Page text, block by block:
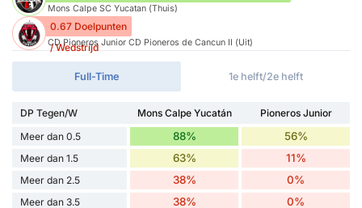
Mons Calpe SC Yucatan (Thuis)
0.67 Doelpunten
/ Wedstrijd
CD Pioneros Junior CD Pioneros de Cancun II (Uit)
Full-Time 1e helft/2e helft
DP Tegen/W Mons Calpe Yucatán
Pioneros Junior
Meer dan 0.5
88% 56%
Meer dan 1.5 63% 11%
Meer dan 2.5 38% 0%
Meer dan 3.5 38% 0%